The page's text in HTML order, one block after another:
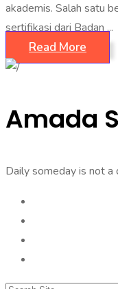
akademis. Salah satu
sertifikasi dari Badan ...
Read More
Amada
Daily someday is not